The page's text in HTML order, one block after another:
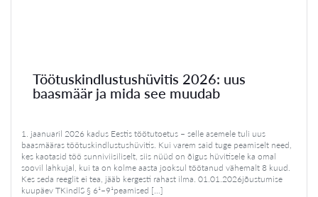
Töötuskindlustushüvitis 2026: uus
baasmäär ja mida see muudab
1. jaanuaril 2026 kadus Eestis töötutoetus – selle asemele tuli uus
baasmääras töötuskindlustushüvitis. Kui varem said tuge peamiselt need,
kes kaotasid töö sunniviisiliselt, siis nüüd on õigus hüvitisele ka omal
soovil lahkujal, kui ta on kolme aasta jooksul töötanud vähemalt 8 kuud.
Kes seda reeglit ei tea, jääb kergesti rahast ilma. 01.01.2026jõustumise
kuupäev TKindlS § 6¹–9¹peamised […]